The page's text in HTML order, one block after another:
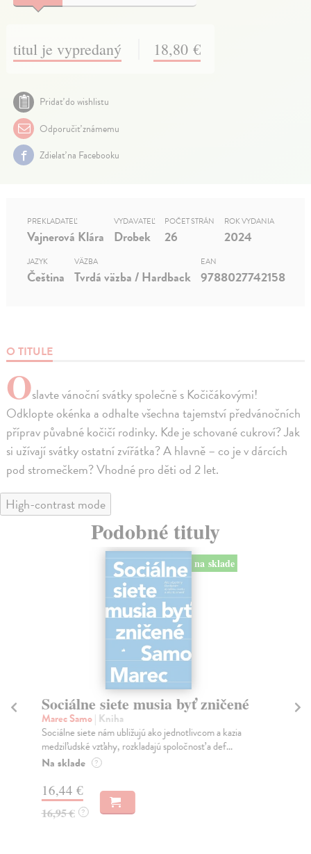
titul je vypredaný 18,80 €
Pridať do wishlistu
Odporučiť známemu
Zdielať na Facebooku
O TITULE
Oslavte vánoční svátky společně s Kočičákovými!
Odklopte okénka a odhalte všechna tajemství předvánočních
příprav půvabné kočičí rodinky. Kde je schované cukroví? Jak
si užívají svátky ostatní zvířátka? A hlavně – co je v dárcích
pod stromečkem? Vhodné pro děti od 2 let.
PREKLADATEĽ
Vajnerová Klára
VYDAVATEĽ
Drobek
POČET STRÁN
26
ROK VYDANIA
2024
JAZYK
Čeština
VÄZBA
Tvrdá väzba / Hardback
EAN
9788027742158
High-contrast mode
Podobné tituly
na sklade
Sociálne siete musia byť zničené
Marec Samo| Kniha
Sociálne siete nám ubližujú ako jednotlivcom a kazia
medziľudské vzťahy, rozkladajú spoločnosť a def...
Na sklade ?
16,44 €
16,95 € ?